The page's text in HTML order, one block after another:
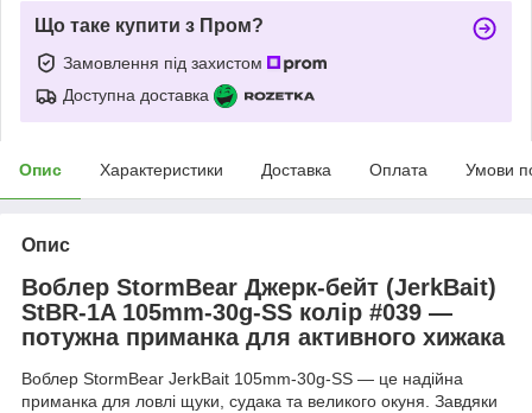
Що таке купити з Пром?
Замовлення під захистом
Доступна доставка
Опис Характеристики Доставка Оплата Умови
Опис
Воблер StormBear Джерк-бейт (JerkBait)
StBR-1A 105mm-30g-SS колір #039 —
потужна приманка для активного хижака
Воблер StormBear JerkBait 105mm-30g-SS — це надійна
приманка для ловлі щуки, судака та великого окуня. Завдяки